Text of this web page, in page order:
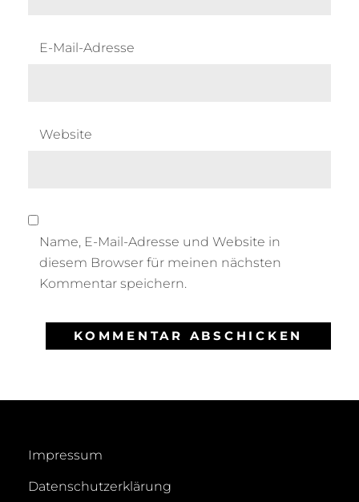
E-Mail-Adresse
Website
Name, E-Mail-Adresse und Website in
diesem Browser für meinen nächsten
Kommentar speichern.
Impressum
Datenschutzerklärung